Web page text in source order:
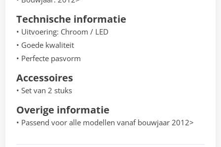
Technische informatie
• Uitvoering: Chroom / LED
• Goede kwaliteit
• Perfecte pasvorm
Accessoires
• Set van 2 stuks
Overige informatie
• Passend voor alle modellen vanaf bouwjaar 2012>